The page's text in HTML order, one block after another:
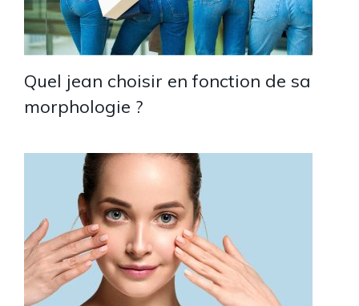
Quel jean choisir en fonction de sa
morphologie ?